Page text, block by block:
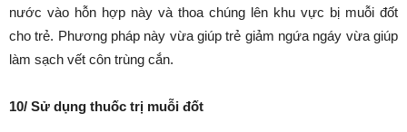
nước vào hỗn hợp này và thoa chúng lên khu vực bị muỗi đốt
cho trẻ. Phương pháp này vừa giúp trẻ giảm ngứa ngáy vừa giúp
làm sạch vết côn trùng cắn.
10/ Sử dụng thuốc trị muỗi đốt